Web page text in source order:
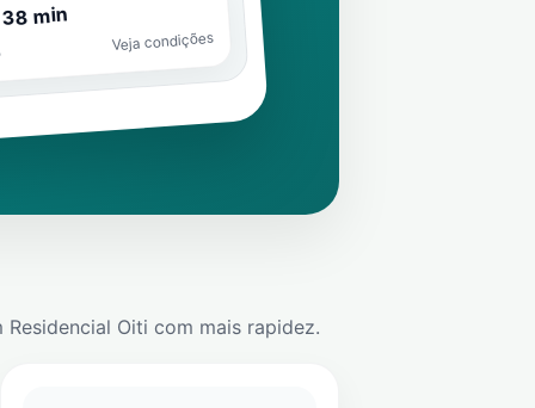
min
Veja condições
Residencial Oiti com mais rapidez.